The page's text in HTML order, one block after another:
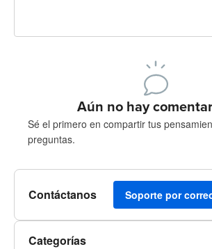
Regístrate para publicar
Aún no hay
Sé el primero en compartir tus
preguntas.
Contáctanos Soporte por
Categorías